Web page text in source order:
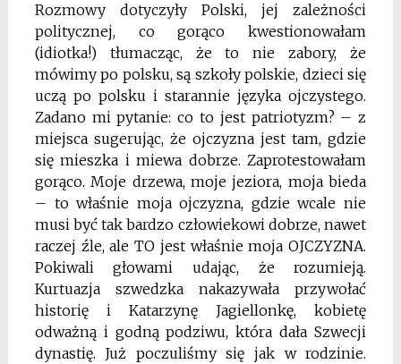
Rozmowy dotyczyły Polski, jej zależności
politycznej, co gorąco kwestionowałam
(idiotka!) tłumacząc, że to nie zabory, że
mówimy po polsku, są szkoły polskie, dzieci się
uczą po polsku i starannie języka ojczystego.
Zadano mi pytanie: co to jest patriotyzm? – z
miejsca sugerując, że ojczyzna jest tam, gdzie
się mieszka i miewa dobrze. Zaprotestowałam
gorąco. Moje drzewa, moje jeziora, moja bieda
– to właśnie moja ojczyzna, gdzie wcale nie
musi być tak bardzo człowiekowi dobrze, nawet
raczej źle, ale TO jest właśnie moja OJCZYZNA.
Pokiwali głowami udając, że rozumieją.
Kurtuazja szwedzka nakazywała przywołać
historię i Katarzynę Jagiellonkę, kobietę
odważną i godną podziwu, która dała Szwecji
dynastię. Już poczuliśmy się jak w rodzinie.